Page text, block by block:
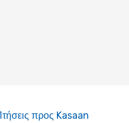
προς Kasaan